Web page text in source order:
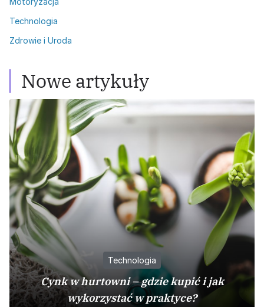
Technologia
Zdrowie i Uroda
Nowe artykuły
Technologia
Cynk w hurtowni – gdzie kupić i jak
wykorzystać w praktyce?